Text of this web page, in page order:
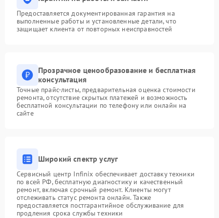
Предоставляется документированная гарантия на
выполненные работы и установленные детали, что
защищает клиента от повторных неисправностей
Прозрачное ценообразование и бесплатная
консультация
Точные прайс-листы, предварительная оценка стоимости
ремонта, отсутствие скрытых платежей и возможность
бесплатной консультации по телефону или онлайн на
сайте
Широкий спектр услуг
Сервисный центр Infinix обеспечивает доставку техники
по всей РФ, бесплатную диагностику и качественный
ремонт, включая срочный ремонт. Клиенты могут
отслеживать статус ремонта онлайн. Также
предоставляется постгарантийное обслуживание для
продления срока службы техники